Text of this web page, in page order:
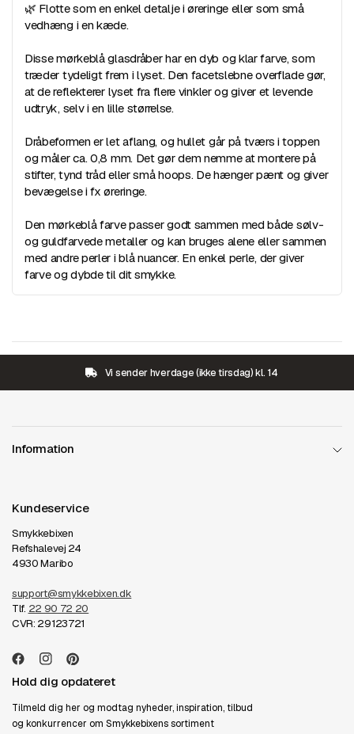
🌿 Flotte som en enkel detalje i øreringe eller som små
vedhæng i en kæde.
Disse mørkeblå glasdråber har en dyb og klar farve, som
træder tydeligt frem i lyset. Den facetslebne overflade gør,
at de reflekterer lyset fra flere vinkler og giver et levende
udtryk, selv i en lille størrelse.
Dråbeformen er let aflang, og hullet går på tværs i toppen
og måler ca. 0,8 mm. Det gør dem nemme at montere på
stifter, tynd tråd eller små hoops. De hænger pænt og giver
bevægelse i fx øreringe.
Den mørkeblå farve passer godt sammen med både sølv-
og guldfarvede metaller og kan bruges alene eller sammen
med andre perler i blå nuancer. En enkel perle, der giver
farve og dybde til dit smykke.
Vi sender hverdage (ikke tirsdag) kl. 14
Information
Kundeservice
Smykkebixen
Refshalevej 24
4930 Maribo
support@smykkebixen.dk
Tlf. 22 90 72 20
CVR: 29123721
Hold dig opdateret
Tilmeld dig her og modtag nyheder, inspiration, tilbud
og konkurrencer om Smykkebixens sortiment